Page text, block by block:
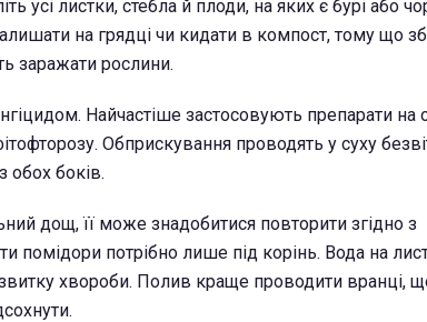
усі листки, стебла й плоди, на яких є бурі або
на грядці чи кидати в компост, тому що
заражати рослини.
Найчастіше застосовують препарати на
Обприскування проводять у суху
обох боків.
дощ, її може знадобитися повторити згідно з
помідори потрібно лише під корінь. Вода на
хвороби. Полив краще проводити вранці,